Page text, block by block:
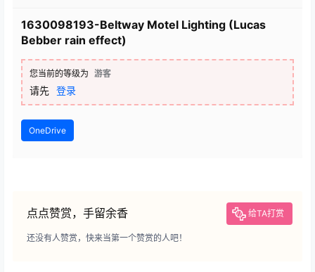
1630098193-Beltway Motel Lighting (Lucas
Bebber rain effect)
您当前的等级为 游客
请先 登录
OneDrive
点点赞赏，手留余香 给TA打赏
还没有人赞赏，快来当第一个赞赏的人吧！